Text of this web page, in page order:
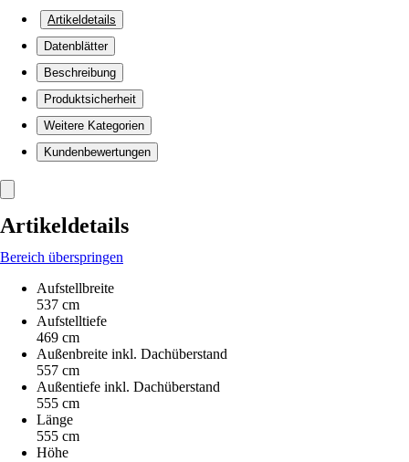
Artikeldetails
Datenblätter
Beschreibung
Produktsicherheit
Weitere Kategorien
Kundenbewertungen
Artikeldetails
Bereich überspringen
Aufstellbreite
537 cm
Aufstelltiefe
469 cm
Außenbreite inkl. Dachüberstand
557 cm
Außentiefe inkl. Dachüberstand
555 cm
Länge
555 cm
Höhe